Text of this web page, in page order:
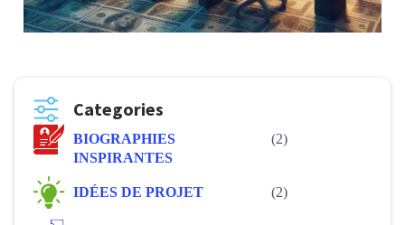
Categories
BIOGRAPHIES
INSPIRANTES
(2)
IDÉES DE PROJET (2)